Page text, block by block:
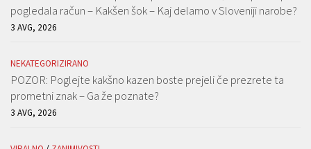
pogledala račun – Kakšen šok – Kaj delamo v Sloveniji narobe?
3 AVG, 2026
NEKATEGORIZIRANO
POZOR: Poglejte kakšno kazen boste prejeli če prezrete ta
prometni znak – Ga že poznate?
3 AVG, 2026